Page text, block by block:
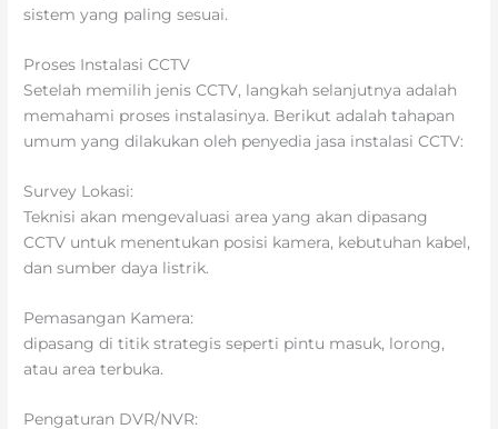
sistem yang paling sesuai.
Proses Instalasi CCTV
Setelah memilih jenis CCTV, langkah selanjutnya adalah
memahami proses instalasinya. Berikut adalah tahapan
umum yang dilakukan oleh penyedia jasa instalasi CCTV:
Survey Lokasi:
Teknisi akan mengevaluasi area yang akan dipasang
CCTV untuk menentukan posisi kamera, kebutuhan kabel,
dan sumber daya listrik.
Pemasangan Kamera:
dipasang di titik strategis seperti pintu masuk, lorong,
atau area terbuka.
Pengaturan DVR/NVR: